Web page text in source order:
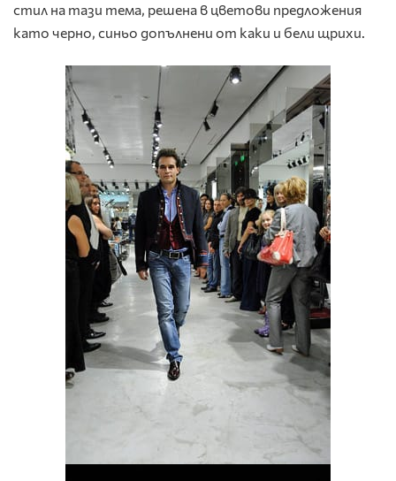
стил на тази тема, решена в цветови предложения
като черно, синьо допълнени от каки и бели щрихи.